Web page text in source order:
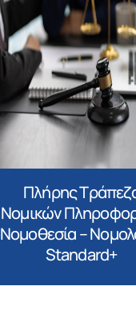
Πλήρης
Νομικών
Νομοθεσία –
Standard+